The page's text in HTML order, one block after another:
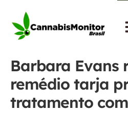
Barbara Evans
remédio tarja
tratamento